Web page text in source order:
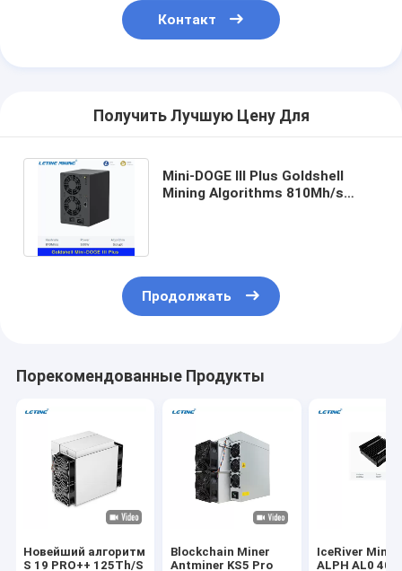
Контакт
Получить Лучшую Цену Для
Mini-DOGE III Plus Goldshell
Mining Algorithms 810Mh/s
Продолжать
Порекомендованные Продукты
Новейший алгоритм
S 19 PRO++ 125Th/S
Blockchain Miner
Antminer KS5 Pro
IceRiver
ALPH AL0